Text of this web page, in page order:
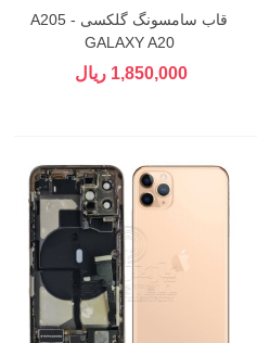
قاب سامسونگ گلکسی A205 -
GALAXY A20
1,850,000 ریال